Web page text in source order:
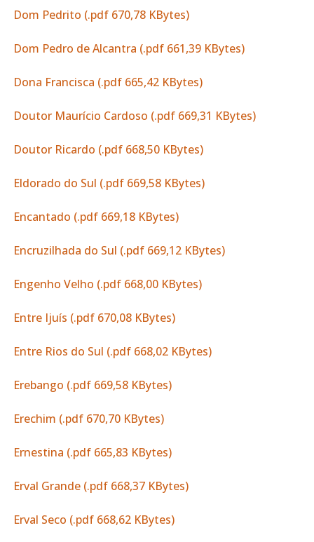
Dom Pedrito (.pdf 670,78 KBytes)
Dom Pedro de Alcantra (.pdf 661,39 KBytes)
Dona Francisca (.pdf 665,42 KBytes)
Doutor Maurício Cardoso (.pdf 669,31 KBytes)
Doutor Ricardo (.pdf 668,50 KBytes)
Eldorado do Sul (.pdf 669,58 KBytes)
Encantado (.pdf 669,18 KBytes)
Encruzilhada do Sul (.pdf 669,12 KBytes)
Engenho Velho (.pdf 668,00 KBytes)
Entre Ijuís (.pdf 670,08 KBytes)
Entre Rios do Sul (.pdf 668,02 KBytes)
Erebango (.pdf 669,58 KBytes)
Erechim (.pdf 670,70 KBytes)
Ernestina (.pdf 665,83 KBytes)
Erval Grande (.pdf 668,37 KBytes)
Erval Seco (.pdf 668,62 KBytes)